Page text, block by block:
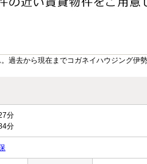
過去から現在までコガネイハウジング伊
分
分